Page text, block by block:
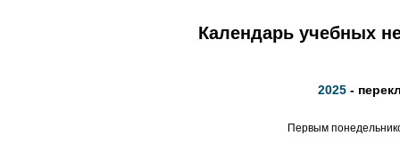
Календарь учебных
2025 -
Первым